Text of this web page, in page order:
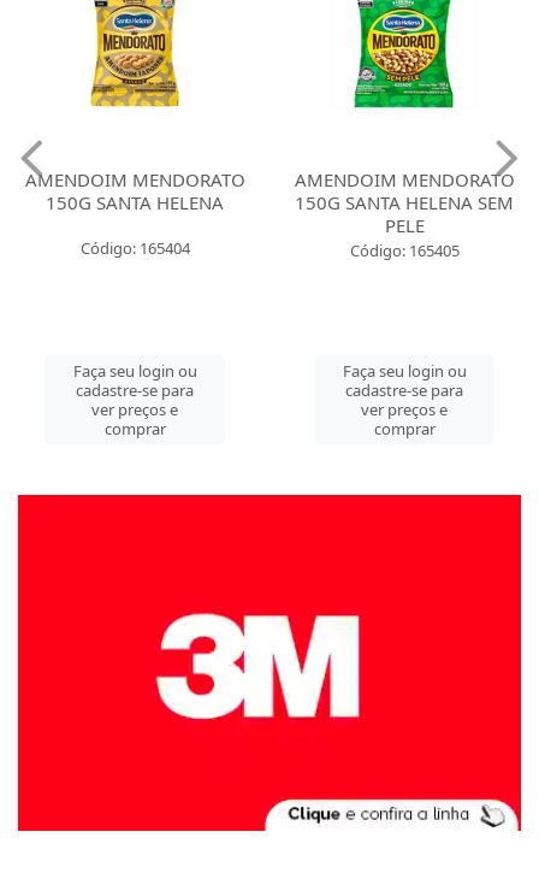
AMENDOIM MENDORATO
150G SANTA HELENA
Código: 165404
Faça seu login ou
cadastre-se para
ver preços e
comprar
AMENDOIM MENDORATO
150G SANTA HELENA SEM
PELE
Código: 165405
Faça seu login ou
cadastre-se para
ver preços e
comprar